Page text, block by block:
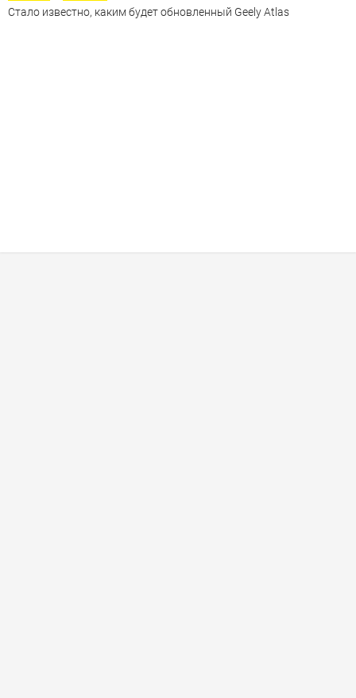
Стало известно, каким будет обновленный Geely Atlas